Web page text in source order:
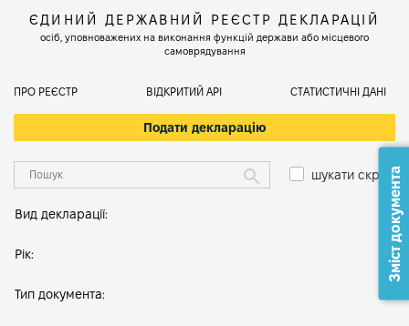
ЄДИНИЙ ДЕРЖАВНИЙ РЕЄСТР ДЕКЛАРАЦІЙ
осіб, уповноважених на виконання функцій держави або місцевого
самоврядування
ПРО РЕЄСТР ВІДКРИТИЙ АРІ СТАТИСТИЧНІ ДАНІ
Подати декларацію
шукати скрізь
Вид декларації:
Рік:
Тип документа:
Зміст документа